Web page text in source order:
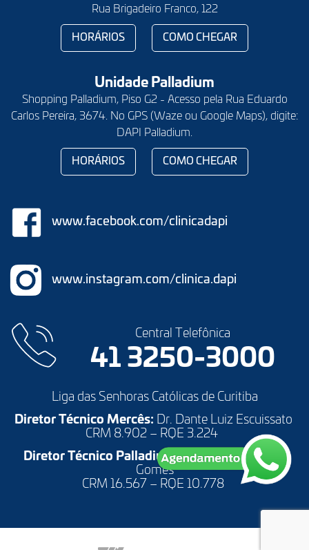
Rua Brigadeiro Franco, 122
HORÁRIOS COMO CHEGAR
Unidade Palladium
Shopping Palladium, Piso G2 - Acesso pela Rua Eduardo
Carlos Pereira, 3674. No GPS (Waze ou Google Maps), digite:
DAPI Palladium.
HORÁRIOS COMO CHEGAR
www.facebook.com/clinicadapi
www.instagram.com/clinica.dapi
Central Telefônica
41 3250-3000
Liga das Senhoras Católicas de Curitiba
Diretor Técnico Mercês: Dr. Dante Luiz Escuissato
CRM 8.902 – RQE 3.224
Diretor Técnico Palladium:Dr. André Francisco
Gomes
CRM 16.567 – RQE 10.778